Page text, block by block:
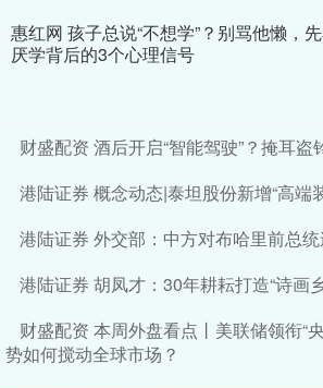
惠红网 孩子总说“不想学”？别骂他懒，
厌学背后的3个心理信号
财盛配资 酒后开启“智能驾驶”？掩耳盗
港陆证券 概念动态|泰坦股份新增“高端
港陆证券 外交部：中方对布哈里前总
港陆证券 胡凤才：30年耕耘打造“诗画
财盛配资 本周外盘看点丨美联储领衔“
势如何搅动全球市场？